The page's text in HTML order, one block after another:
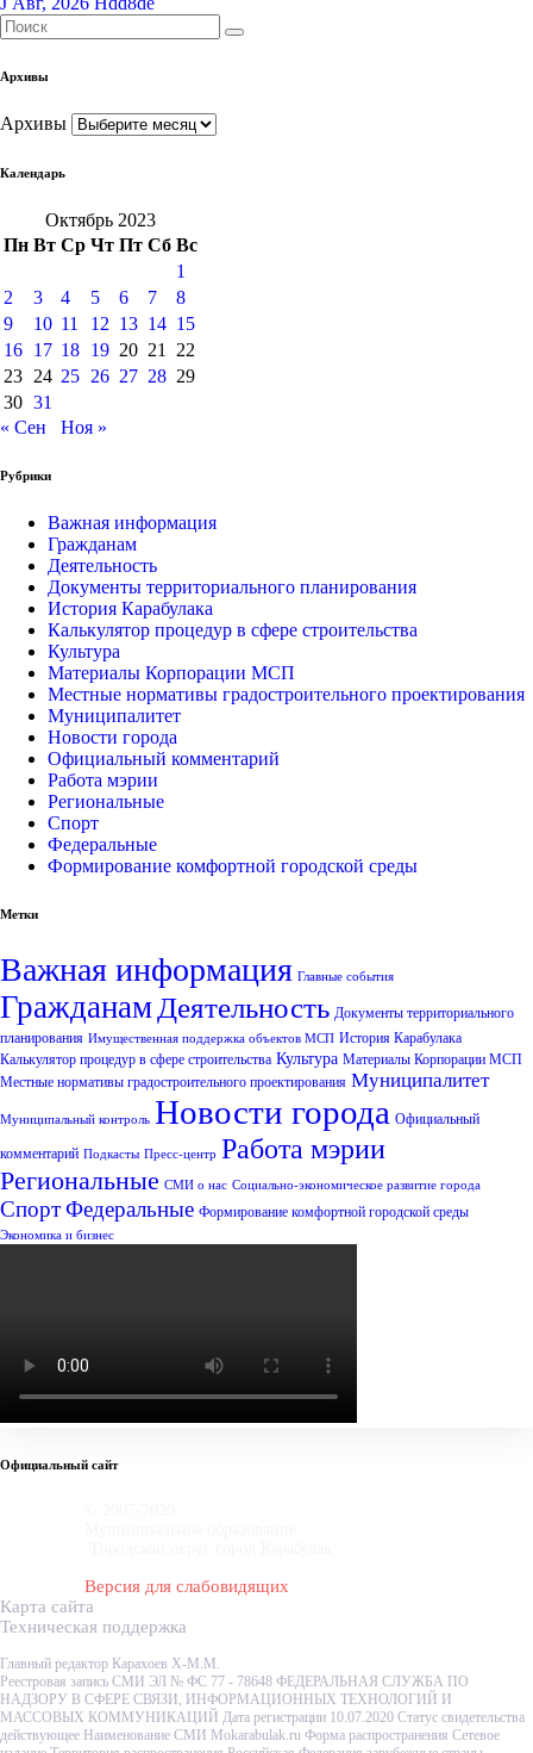
Архивы
Архивы
Календарь
Октябрь 2023
Пн Вт Ср Чт Пт Сб Вс
1
2
3 4 5 6 7
8
9
10 11 12 13 14 15
16 17 18 19 20 21
22
23 24 25 26 27 28 29
30 31
« Сен
Ноя »
Рубрики
Важная информация
Гражданам
Деятельность
Документы территориального планирования
История Карабулака
Калькулятор процедур в сфере строительства
Культура
Материалы Корпорации МСП
Местные нормативы градостроительного проектирования
Муниципалитет
Новости города
Официальный комментарий
Работа мэрии
Региональные
Спорт
Федеральные
Формирование комфортной городской среды
Метки
Важная информация Главные события
Гражданам Деятельность Документы территориального
планирования Имущественная поддержка объектов МСП История Карабулака
Калькулятор процедур в сфере строительства Культура Материалы Корпорации МСП
Местные нормативы градостроительного проектирования Муниципалитет
Муниципальный контроль Новости города Официальный
комментарий Подкасты Пресс-центр Работа мэрии
Региональные СМИ о нас Социально-экономическое развитие города
СпортФедеральные Формирование комфортной городской среды
Экономика и бизнес
Официальный сайт
Версия для слабовидящих
Карта сайта
Техническая поддержка
Главный редактор Карахоев Х-М.М.
Реестровая запись СМИ ЭЛ № ФС 77 - 78648 ФЕДЕРАЛЬНАЯ СЛУЖБА ПО
НАДЗОРУ В СФЕРЕ СВЯЗИ, ИНФОРМАЦИОННЫХ ТЕХНОЛОГИЙ И
МАССОВЫХ КОММУНИКАЦИЙ Дата регистрации 10.07.2020 Статус свидетельства
действующее Наименование СМИ Mokarabulak.ru Форма распространения Сетевое